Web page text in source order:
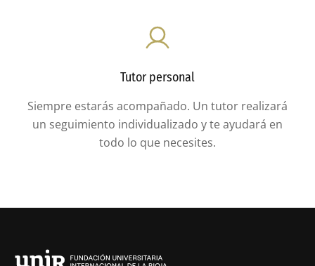
Tutor personal
Siempre estarás acompañado. Un tutor realizará
un seguimiento individualizado y te ayudará en
todo lo que necesites.